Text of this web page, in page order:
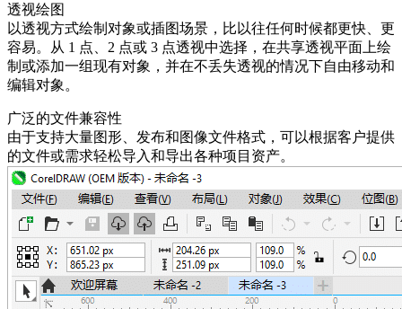
透视绘图
以透视方式绘制对象或插图场景，比以往任何时候都更快、更
容易。从 1 点、2 点或 3 点透视中选择，在共享透视平面上绘
制或添加一组现有对象，并在不丢失透视的情况下自由移动和
编辑对象。
广泛的文件兼容性
由于支持大量图形、发布和图像文件格式，可以根据客户提供
的文件或需求轻松导入和导出各种项目资产。